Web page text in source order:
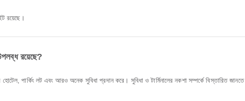
রয়েছে।
রয়েছে?
পার্কিং লট এবং আরও অনেক সুবিধা প্রদান করে। সুবিধা ও টার্মিনালের নকশা সম্পর্কে বিস্তারিত জানতে